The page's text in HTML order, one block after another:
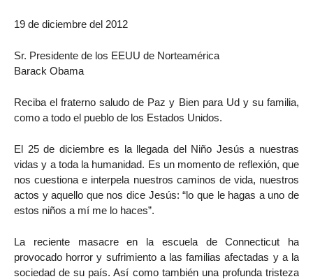
19 de diciembre del 2012
Sr. Presidente de los EEUU de Norteamérica
Barack Obama
Reciba el fraterno saludo de Paz y Bien para Ud y su familia,
como a todo el pueblo de los Estados Unidos.
El 25 de diciembre es la llegada del Niño Jesús a nuestras
vidas y a toda la humanidad. Es un momento de reflexión, que
nos cuestiona e interpela nuestros caminos de vida, nuestros
actos y aquello que nos dice Jesús: “lo que le hagas a uno de
estos niños a mí me lo haces”.
La reciente masacre en la escuela de Connecticut ha
provocado horror y sufrimiento a las familias afectadas y a la
sociedad de su país. Así como también una profunda tristeza